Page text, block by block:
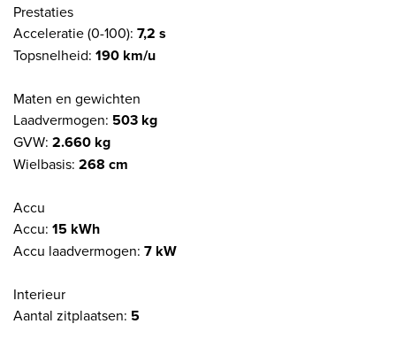
Prestaties
Acceleratie (0-100): 7,2 s
Topsnelheid: 190 km/u
Maten en gewichten
Laadvermogen: 503 kg
GVW: 2.660 kg
Wielbasis: 268 cm
Accu
Accu: 15 kWh
Accu laadvermogen: 7 kW
Interieur
Aantal zitplaatsen: 5